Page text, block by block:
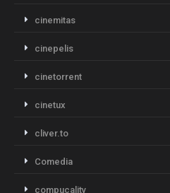
cinemitas
cinepelis
cinetorrent
cinetux
cliver.to
Comedia
compucalitv